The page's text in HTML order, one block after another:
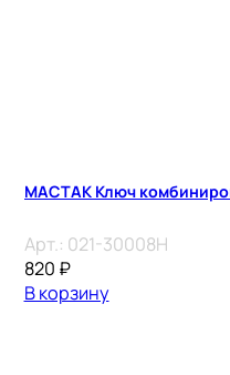
МАСТАК Ключ
Арт.: 021-30008H
820 ₽
В корзину